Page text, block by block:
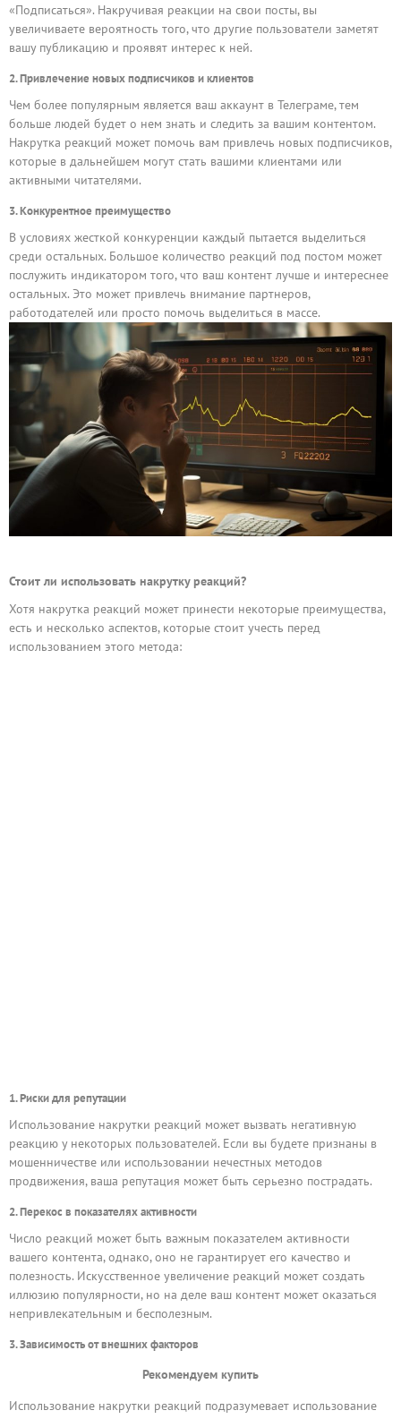
«Подписаться». Накручивая реакции на свои посты, вы
увеличиваете вероятность того, что другие пользователи заметят
вашу публикацию и проявят интерес к ней.
2. Привлечение новых подписчиков и клиентов
Чем более популярным является ваш аккаунт в Телеграме, тем
больше людей будет о нем знать и следить за вашим контентом.
Накрутка реакций может помочь вам привлечь новых подписчиков,
которые в дальнейшем могут стать вашими клиентами или
активными читателями.
3. Конкурентное преимущество
В условиях жесткой конкуренции каждый пытается выделиться
среди остальных. Большое количество реакций под постом может
послужить индикатором того, что ваш контент лучше и интереснее
остальных. Это может привлечь внимание партнеров,
работодателей или просто помочь выделиться в массе.
Стоит ли использовать накрутку реакций?
Хотя накрутка реакций может принести некоторые преимущества,
есть и несколько аспектов, которые стоит учесть перед
использованием этого метода:
1. Риски для репутации
Использование накрутки реакций может вызвать негативную
реакцию у некоторых пользователей. Если вы будете признаны в
мошенничестве или использовании нечестных методов
продвижения, ваша репутация может быть серьезно пострадать.
2. Перекос в показателях активности
Число реакций может быть важным показателем активности
вашего контента, однако, оно не гарантирует его качество и
полезность. Искусственное увеличение реакций может создать
иллюзию популярности, но на деле ваш контент может оказаться
непривлекательным и бесполезным.
3. Зависимость от внешних факторов
Рекомендуем купить
Использование накрутки реакций подразумевает использование